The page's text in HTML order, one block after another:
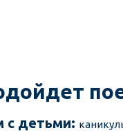
с детьми: